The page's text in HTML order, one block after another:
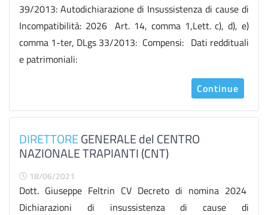
39/2013: Autodichiarazione di Insussistenza di cause di
Incompatibilità: 2026 Art. 14, comma 1,Lett. c), d), e)
comma 1-ter, DLgs 33/2013: Compensi: Dati reddituali
e patrimoniali:
Continue
DIRETTOREGENERALE del CENTRO
NAZIONALE TRAPIANTI (CNT)
18/06/2021
Dott. Giuseppe Feltrin CV Decreto di nomina 2024
Dichiarazioni di insussistenza di cause di